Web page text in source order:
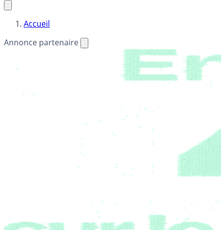
Accueil
Annonce partenaire